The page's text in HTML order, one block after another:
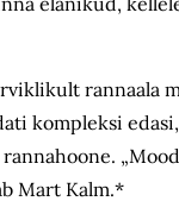
rannaala
kompleksi
Mart Kalm.*